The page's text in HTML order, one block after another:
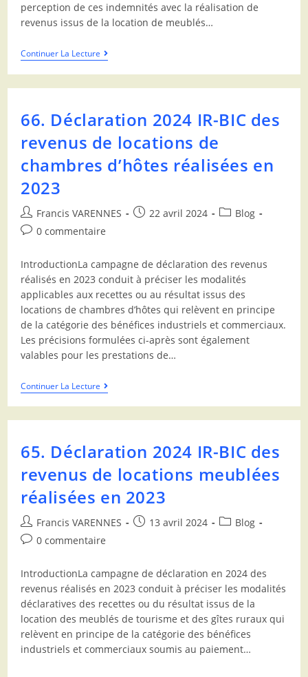
perception de ces indemnités avec la réalisation de
revenus issus de la location de meublés…
Continuer La Lecture
66. Déclaration 2024 IR-BIC des
revenus de locations de
chambres d’hôtes réalisées en
2023
Francis VARENNES 22 avril 2024
Blog
0 commentaire
IntroductionLa campagne de déclaration des revenus
réalisés en 2023 conduit à préciser les modalités
applicables aux recettes ou au résultat issus des
locations de chambres d’hôtes qui relèvent en principe
de la catégorie des bénéfices industriels et commerciaux.
Les précisions formulées ci-après sont également
valables pour les prestations de…
Continuer La Lecture
65. Déclaration 2024 IR-BIC des
revenus de locations meublées
réalisées en 2023
Francis VARENNES 13 avril 2024
Blog
0 commentaire
IntroductionLa campagne de déclaration en 2024 des
revenus réalisés en 2023 conduit à préciser les modalités
déclaratives des recettes ou du résultat issus de la
location des meublés de tourisme et des gîtes ruraux qui
relèvent en principe de la catégorie des bénéfices
industriels et commerciaux soumis au paiement…